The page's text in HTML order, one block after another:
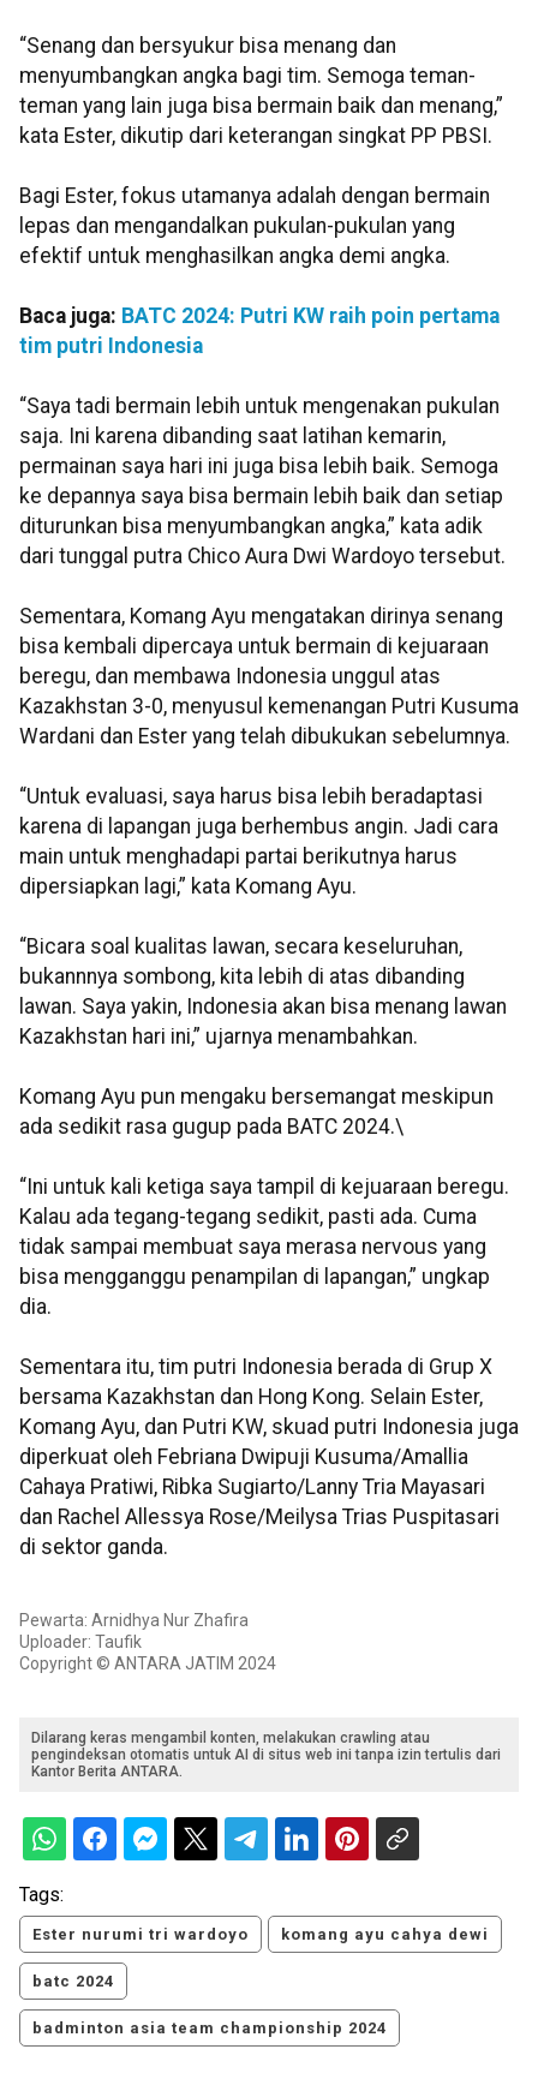
“Senang dan bersyukur bisa menang dan
menyumbangkan angka bagi tim. Semoga teman-
teman yang lain juga bisa bermain baik dan menang,”
kata Ester, dikutip dari keterangan singkat PP PBSI.
Bagi Ester, fokus utamanya adalah dengan bermain
lepas dan mengandalkan pukulan-pukulan yang
efektif untuk menghasilkan angka demi angka.
Baca juga: BATC 2024: Putri KW raih poin pertama
tim putri Indonesia
“Saya tadi bermain lebih untuk mengenakan pukulan
saja. Ini karena dibanding saat latihan kemarin,
permainan saya hari ini juga bisa lebih baik. Semoga
ke depannya saya bisa bermain lebih baik dan setiap
diturunkan bisa menyumbangkan angka,” kata adik
dari tunggal putra Chico Aura Dwi Wardoyo tersebut.
Sementara, Komang Ayu mengatakan dirinya senang
bisa kembali dipercaya untuk bermain di kejuaraan
beregu, dan membawa Indonesia unggul atas
Kazakhstan 3-0, menyusul kemenangan Putri Kusuma
Wardani dan Ester yang telah dibukukan sebelumnya.
“Untuk evaluasi, saya harus bisa lebih beradaptasi
karena di lapangan juga berhembus angin. Jadi cara
main untuk menghadapi partai berikutnya harus
dipersiapkan lagi,” kata Komang Ayu.
“Bicara soal kualitas lawan, secara keseluruhan,
bukannnya sombong, kita lebih di atas dibanding
lawan. Saya yakin, Indonesia akan bisa menang lawan
Kazakhstan hari ini,” ujarnya menambahkan.
Komang Ayu pun mengaku bersemangat meskipun
ada sedikit rasa gugup pada BATC 2024.\
“Ini untuk kali ketiga saya tampil di kejuaraan beregu.
Kalau ada tegang-tegang sedikit, pasti ada. Cuma
tidak sampai membuat saya merasa nervous yang
bisa mengganggu penampilan di lapangan,” ungkap
dia.
Sementara itu, tim putri Indonesia berada di Grup X
bersama Kazakhstan dan Hong Kong. Selain Ester,
Komang Ayu, dan Putri KW, skuad putri Indonesia juga
diperkuat oleh Febriana Dwipuji Kusuma/Amallia
Cahaya Pratiwi, Ribka Sugiarto/Lanny Tria Mayasari
dan Rachel Allessya Rose/Meilysa Trias Puspitasari
di sektor ganda.
Pewarta: Arnidhya Nur Zhafira
Uploader: Taufik
Copyright © ANTARA JATIM 2024
Dilarang keras mengambil konten, melakukan crawling atau
pengindeksan otomatis untuk AI di situs web ini tanpa izin tertulis dari
Kantor Berita ANTARA.
Tags:
Ester nurumi tri wardoyo komang ayu cahya dewi
batc 2024
badminton asia team championship 2024